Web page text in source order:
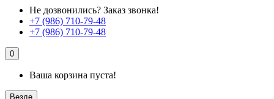
Не дозвонились? Заказ звонка!
+7 (986) 710-79-48
+7 (986) 710-79-48
0
Ваша корзина пуста!
Везде